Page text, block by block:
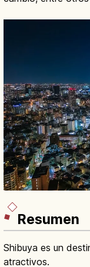
Resumen
Shibuya es un
atractivos.